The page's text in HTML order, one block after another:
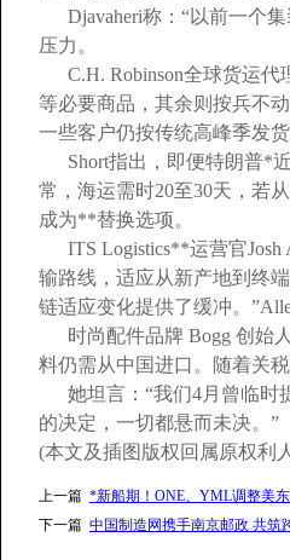
Djavaheri称：“以前一个
压力。
C.H. Robinson全球货运
等必要商品，其余则按兵不
一些客户仍按传统高峰季发
Short指出，即便特朗普*
常，海运需时20至30天，若
成为**替换选项。
ITS Logistics**运营官
输路线，适应从新产地到终
链适应变化提供了缓冲。
时尚配件品牌 Bogg 创始
料仍需从中国进口。随着关
她坦言：“我们4月曾临时
的决定，一切都悬而未决。”
(本文及插图版权回属原权利
上一篇 *新船期！ONE、YML调整美东
下一篇 中国制造网携手南京邮政 共筑